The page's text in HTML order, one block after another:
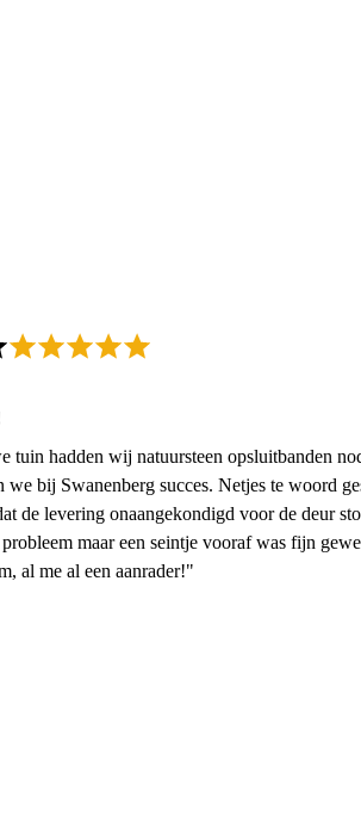
tuin hadden wij natuursteen opsluitbanden
we bij Swanenberg succes. Netjes te woord
de levering onaangekondigd voor de deur
maar een seintje vooraf was fijn
al me al een aanrader!"